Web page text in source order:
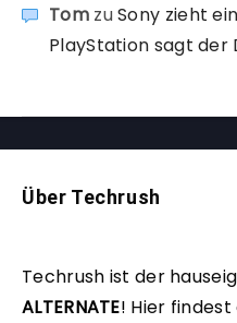
TomzuSony zieht
PlayStation sagt der
Über Techrush
Techrush ist der
ALTERNATE! Hier